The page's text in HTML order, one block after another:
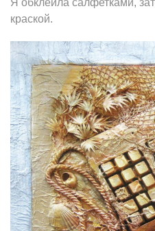
Я обклеила салфетками,
краской.